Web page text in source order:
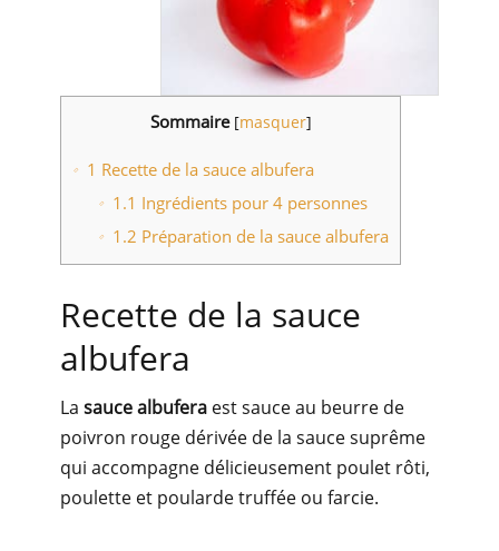
Sommaire [masquer]
1 Recette de la sauce albufera
1.1 Ingrédients pour 4 personnes
1.2 Préparation de la sauce albufera
Recette de la sauce
albufera
La sauce albufera est sauce au beurre de
poivron rouge dérivée de la sauce suprême
qui accompagne délicieusement poulet rôti,
poulette et poularde truffée ou farcie.